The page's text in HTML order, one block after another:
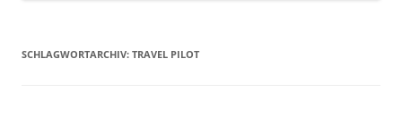
SCHLAGWORTARCHIV: TRAVEL PILOT